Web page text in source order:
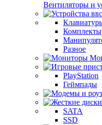
Вентиляторы и
Комплекты
Разное
PlayStation
Геймпады
SATA
SSD